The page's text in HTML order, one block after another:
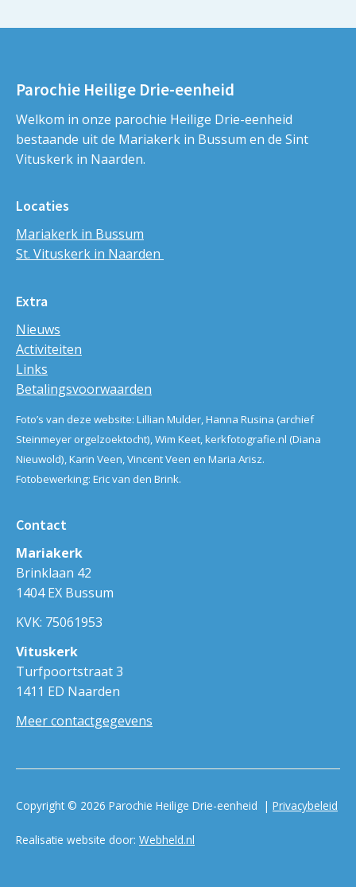
Parochie Heilige Drie-eenheid
Welkom in onze parochie Heilige Drie-eenheid
bestaande uit de Mariakerk in Bussum en de Sint
Vituskerk in Naarden.
Locaties
Mariakerk in Bussum
St. Vituskerk in Naarden
Extra
Nieuws
Activiteiten
Links
Betalingsvoorwaarden
Foto’s van deze website: Lillian Mulder, Hanna Rusina (archief
Steinmeyer orgelzoektocht), Wim Keet, kerkfotografie.nl (Diana
Nieuwold), Karin Veen, Vincent Veen en Maria Arisz.
Fotobewerking: Eric van den Brink.
Contact
Mariakerk
Brinklaan 42
1404 EX Bussum
KVK: 75061953
Vituskerk
Turfpoortstraat 3
1411 ED Naarden
Meer contactgegevens
Copyright © 2026 Parochie Heilige Drie-eenheid | Privacybeleid
Realisatie website door: Webheld.nl